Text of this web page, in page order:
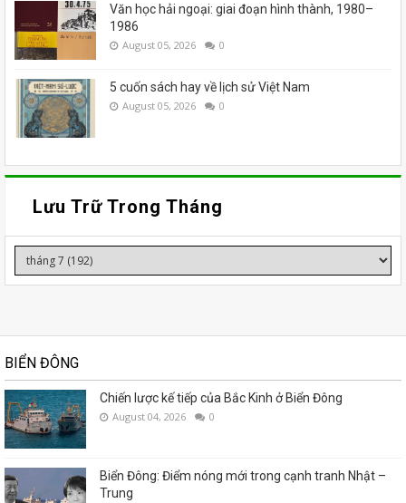
Văn học hải ngoại: giai đoạn hình thành, 1980–
1986
August 05, 2026 0
5 cuốn sách hay về lịch sử Việt Nam
August 05, 2026 0
Lưu Trữ Trong Tháng
BIỂN ĐÔNG
Chiến lược kế tiếp của Bắc Kinh ở Biển Đông
August 04, 2026 0
Biển Đông: Điểm nóng mới trong cạnh tranh Nhật –
Trung